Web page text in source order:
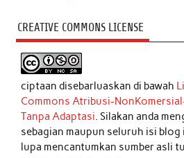
CREATIVE COMMONS LICENSE
ciptaan disebarluaskan di bawah
Commons Atribusi-
Tanpa Adaptasi. Silakan anda
sebagian maupun seluruh isi blog
lupa mencantumkan sumber asli